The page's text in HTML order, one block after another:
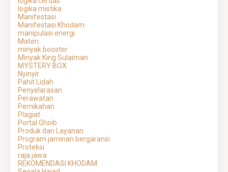
logika mistika
Manifestasi
Manifestasi Khodam
manipulasi energi
Materi
minyak booster
Minyak King Sulaiman
MYSTERY BOX
Nyinyir
Pahit Lidah
Penyelarasan
Perawatan
Pernikahan
Plagiat
Portal Ghoib
Produk dan Layanan
Program jaminan bergaransi
Proteksi
raja jawa
REKOMENDASI KHODAM